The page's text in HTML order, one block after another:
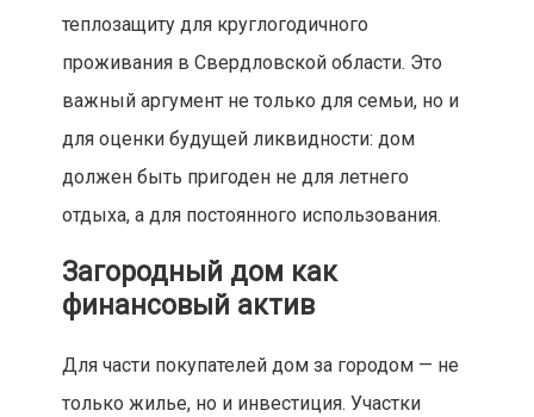
теплозащиту для круглогодичного
проживания в Свердловской области. Это
важный аргумент не только для семьи, но и
для оценки будущей ликвидности: дом
должен быть пригоден не для летнего
отдыха, а для постоянного использования.
Загородный дом как
финансовый актив
Для части покупателей дом за городом — не
только жилье, но и инвестиция. Участки